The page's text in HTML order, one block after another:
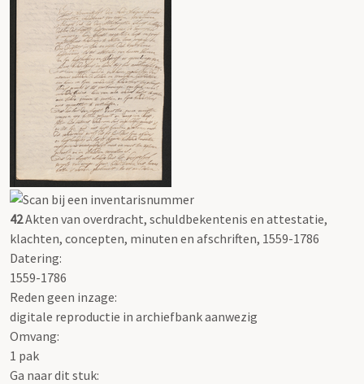
42Akten van overdracht, schuldbekentenis en attestatie,
klachten, concepten, minuten en afschriften, 1559-1786
Datering:
1559-1786
Reden geen inzage:
digitale reproductie in archiefbank aanwezig
Omvang:
1 pak
Ga naar dit stuk: